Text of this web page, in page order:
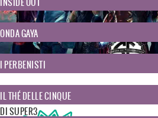
WEB
INTERVISTA AI RAGAZZI DI RECENSIRE CON
DI SUPER3
INSIDE OUT
ONDA GAYA
I PERBENISTI
IL THÉ DELLE CINQUE